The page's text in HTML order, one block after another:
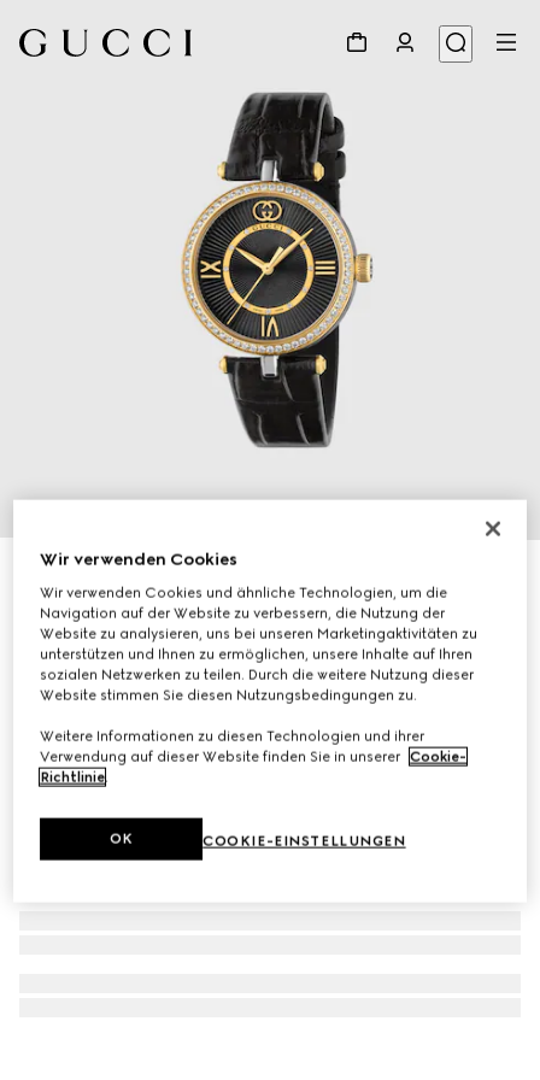
Model 2000 Uhr, 30 mm
€ 4.900
Wir verwenden Cookies
Wir verwenden Cookies und ähnliche Technologien, um die
Navigation auf der Website zu verbessern, die Nutzung der
Website zu analysieren, uns bei unseren Marketingaktivitäten zu
unterstützen und Ihnen zu ermöglichen, unsere Inhalte auf Ihren
sozialen Netzwerken zu teilen. Durch die weitere Nutzung dieser
Website stimmen Sie diesen Nutzungsbedingungen zu.
Weitere Informationen zu diesen Technologien und ihrer
Verwendung auf dieser Website finden Sie in unserer Cookie-
Richtlinie.
COOKIE-EINSTELLUNGEN
OK